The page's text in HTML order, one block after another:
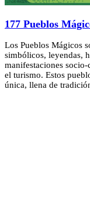
177 Pueblos
Los Pueblos Mágicos
simbólicos, leyendas,
manifestaciones
el turismo. Estos
única, llena de